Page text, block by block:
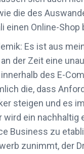
die des
einen Online-Shop
Es ist aus
der Zeit eine
des E-
die, dass
steigen und es
wird ein nachhaltig
Business zu
zunimmt, der